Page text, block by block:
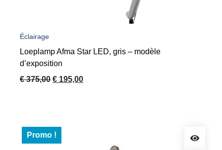
Éclairage
Loeplamp Afma Star LED, gris – modèle
d’exposition
€375,00 Le
€ 375,00.
€ 195,00Le
Promo !